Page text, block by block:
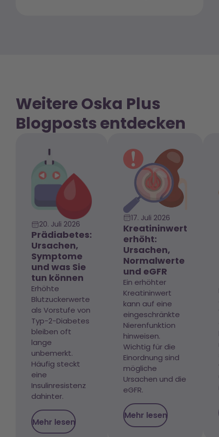
Weitere Oska Plus
Blogposts entdecken
20. Juli 2026
Prädiabetes:
Ursachen,
Symptome
und was Sie
tun können
Erhöhte
Blutzuckerwerte
als Vorstufe von
Typ-2-Diabetes
bleiben oft
lange
unbemerkt.
Häufig steckt
eine
Insulinresistenz
dahinter.
Mehr lesen
17. Juli 2026
Kreatininwert
erhöht:
Ursachen,
Normalwerte
und eGFR
Ein erhöhter
Kreatininwert
kann auf eine
eingeschränkte
Nierenfunktion
hinweisen.
Wichtig für die
Einordnung sind
mögliche
Ursachen und die
eGFR.
Mehr lesen